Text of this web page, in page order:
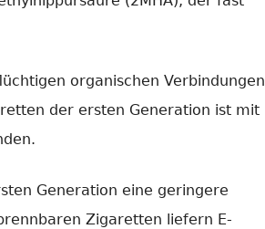
organischen Verbindungen
der ersten Generation ist mit
Generation eine geringere
Zigaretten liefern E-